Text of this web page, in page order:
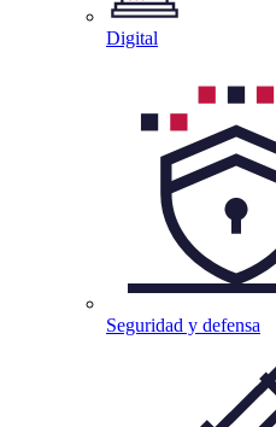
Digital
Seguridad y defensa